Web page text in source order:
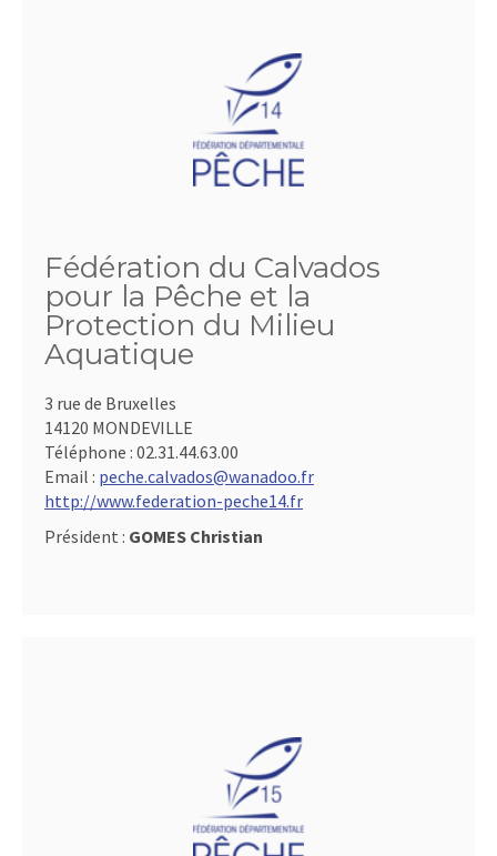
Fédération du Calvados
pour la Pêche et la
Protection du Milieu
Aquatique
3 rue de Bruxelles
14120 MONDEVILLE
Téléphone : 02.31.44.63.00
Email : peche.calvados@wanadoo.fr
http://www.federation-peche14.fr
Président : GOMES Christian